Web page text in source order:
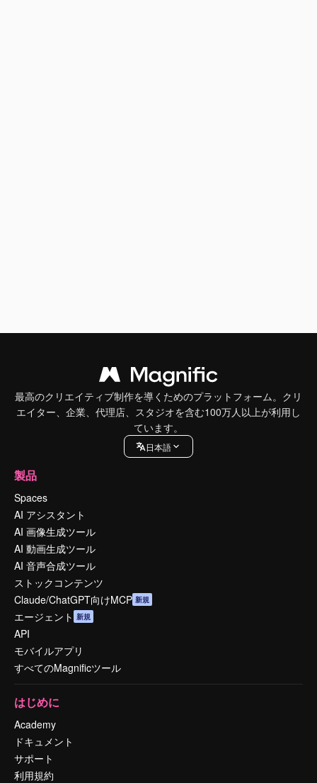
最高のクリエイティブ制作を導くためのプラットフォーム。クリ
エイター、企業、代理店、スタジオを含む100万人以上が利用し
ています。
日本語
製品
Spaces
AI アシスタント
AI 画像生成ツール
AI 動画生成ツール
AI 音声合成ツール
ストックコンテンツ
Claude/ChatGPT向けMCP 新規
エージェント 新規
API
モバイルアプリ
すべてのMagnificツール
はじめに
Academy
ドキュメント
サポート
利用規約